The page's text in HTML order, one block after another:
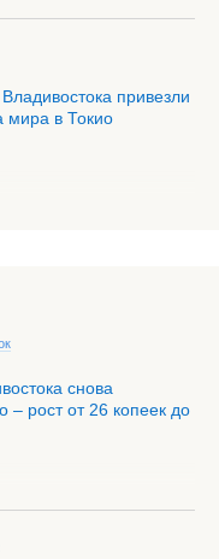
привезли
мира в Токио
снова
– рост от 26 копеек до